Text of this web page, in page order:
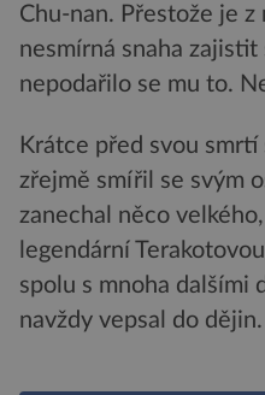
Chu-nan. Přestože je
nesmírná snaha
nepodařilo se mu to.
Krátce před svou smrtí
zřejmě smířil se svým
zanechal něco
legendární
spolu s mnoha dalšími
navždy vepsal do dějin.